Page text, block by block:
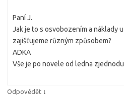
Paní J.
Jak je to s osvobozením a náklady
zajišťujeme různým způsobem?
ADKA
Vše je po novele od ledna
Odpovědět ↓